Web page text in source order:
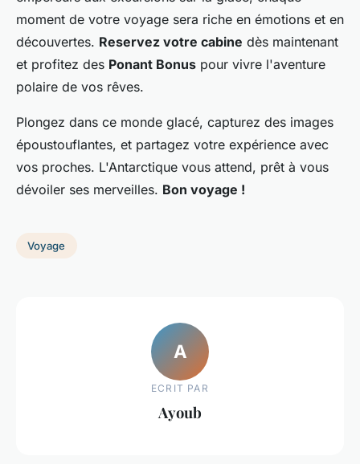
moment de votre voyage sera riche en émotions et en
découvertes. Reservez votre cabine dès maintenant
et profitez des Ponant Bonus pour vivre l'aventure
polaire de vos rêves.
Plongez dans ce monde glacé, capturez des images
époustouflantes, et partagez votre expérience avec
vos proches. L'Antarctique vous attend, prêt à vous
dévoiler ses merveilles. Bon voyage !
Voyage
A
ECRIT PAR
Ayoub